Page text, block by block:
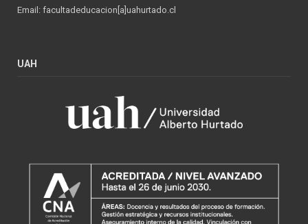
Email: facultadeducacion[a]uahurtado.cl
UAH